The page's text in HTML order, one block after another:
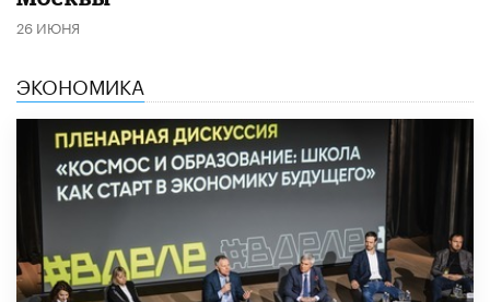
26 ИЮНЯ
ЭКОНОМИКА